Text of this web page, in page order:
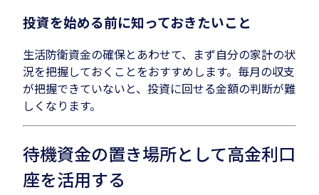
投資を始める前に知っておきたいこと
生活防衛資金の確保とあわせて、まず自分の家計の状
況を把握しておくことをおすすめします。毎月の収支
が把握できていないと、投資に回せる金額の判断が難
しくなります。
待機資金の置き場所として高金利口
座を活用する